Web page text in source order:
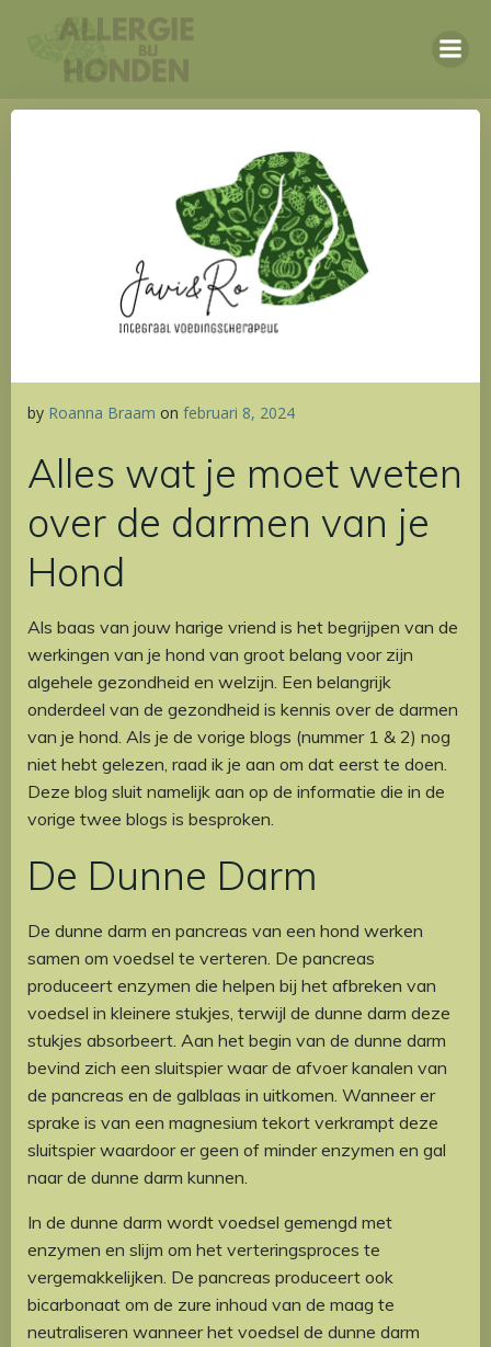
by Roanna Braam on februari 8, 2024
Alles wat je moet weten
over de darmen van je
Hond
Als baas van jouw harige vriend is het begrijpen van de
werkingen van je hond van groot belang voor zijn
algehele gezondheid en welzijn. Een belangrijk
onderdeel van de gezondheid is kennis over de darmen
van je hond. Als je de vorige blogs (nummer 1 & 2) nog
niet hebt gelezen, raad ik je aan om dat eerst te doen.
Deze blog sluit namelijk aan op de informatie die in de
vorige twee blogs is besproken.
De Dunne Darm
De dunne darm en pancreas van een hond werken
samen om voedsel te verteren. De pancreas
produceert enzymen die helpen bij het afbreken van
voedsel in kleinere stukjes, terwijl de dunne darm deze
stukjes absorbeert. Aan het begin van de dunne darm
bevind zich een sluitspier waar de afvoer kanalen van
de pancreas en de galblaas in uitkomen. Wanneer er
sprake is van een magnesium tekort verkrampt deze
sluitspier waardoor er geen of minder enzymen en gal
naar de dunne darm kunnen.
In de dunne darm wordt voedsel gemengd met
enzymen en slijm om het verteringsproces te
vergemakkelijken. De pancreas produceert ook
bicarbonaat om de zure inhoud van de maag te
neutraliseren wanneer het voedsel de dunne darm